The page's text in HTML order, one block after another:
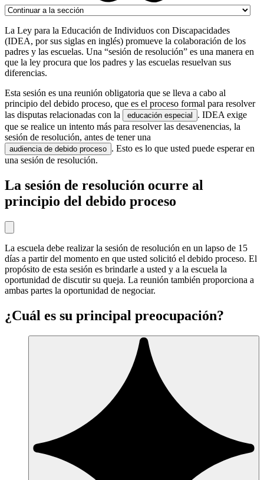
La Ley para la Educación de Individuos con Discapacidades
(IDEA, por sus siglas en inglés) promueve la colaboración de los
padres y las escuelas. Una “sesión de resolución” es una manera en
que la ley procura que los padres y las escuelas resuelvan sus
diferencias.
Esta sesión es una reunión obligatoria que se lleva a cabo al
principio del debido proceso, que es el proceso formal para resolver
las disputas relacionadas con la
educación especial
. IDEA exige
que se realice un intento más para resolver las desavenencias, la
sesión de resolución, antes de tener una
audiencia de debido proceso . Esto es lo que usted puede esperar en
una sesión de resolución.
La sesión de resolución ocurre al
principio del debido proceso
La escuela debe realizar la sesión de resolución en un lapso de 15
días a partir del momento en que usted solicitó el debido proceso. El
propósito de esta sesión es brindarle a usted y a la escuela la
oportunidad de discutir su queja. La reunión también proporciona a
ambas partes la oportunidad de negociar.
¿Cuál es su principal preocupación?